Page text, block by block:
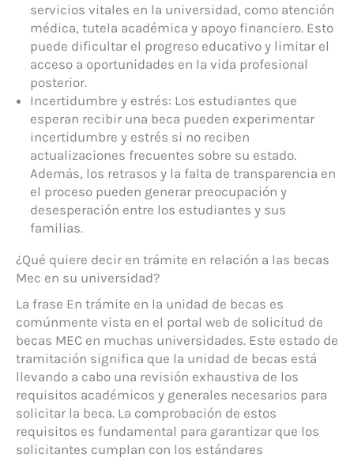
servicios vitales en la universidad, como atención
médica, tutela académica y apoyo financiero. Esto
puede dificultar el progreso educativo y limitar el
acceso a oportunidades en la vida profesional
posterior.
Incertidumbre y estrés: Los estudiantes que
esperan recibir una beca pueden experimentar
incertidumbre y estrés si no reciben
actualizaciones frecuentes sobre su estado.
Además, los retrasos y la falta de transparencia en
el proceso pueden generar preocupación y
desesperación entre los estudiantes y sus
familias.
¿Qué quiere decir en trámite en relación a las becas
Mec en su universidad?
La frase En trámite en la unidad de becas es
comúnmente vista en el portal web de solicitud de
becas MEC en muchas universidades. Este estado de
tramitación significa que la unidad de becas está
llevando a cabo una revisión exhaustiva de los
requisitos académicos y generales necesarios para
solicitar la beca. La comprobación de estos
requisitos es fundamental para garantizar que los
solicitantes cumplan con los estándares